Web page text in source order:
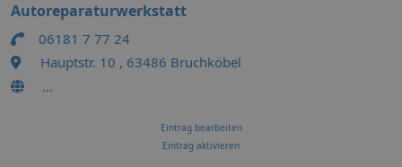
Autoreparaturwerkstatt
06181 7 77 24
Hauptstr. 10 , 63486 Bruchköbel
...
Eintrag bearbeiten
Eintrag aktivieren